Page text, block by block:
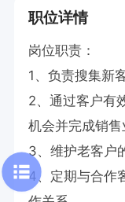
职位详情
岗位职责：
1、负责搜集新
2、通过客户有
机会并完成销售
3、维护老客户
4、定期与合作